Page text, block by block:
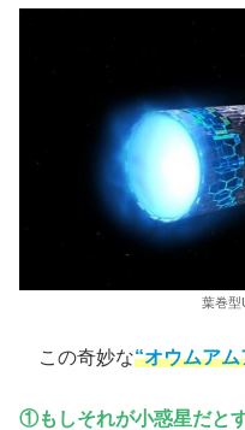
葉巻型
この奇妙な“オウムア
①もしそれが小惑星だと